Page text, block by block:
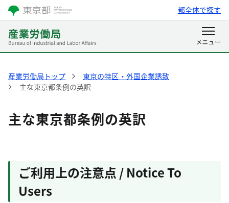
都全体で探す
産業労働局トップ
東京の特区・外国企業誘致
主な東京都条例の英訳
主な東京都条例の英訳
ご利用上の注意点 / Notice To
Users